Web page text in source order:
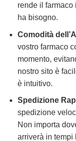
rende il
ha bisogno.
Comodità
vostro farmaco
momento,
nostro sito è
è intuitivo.
Spedizione
spedizione
Non importa
arriverà in tempi